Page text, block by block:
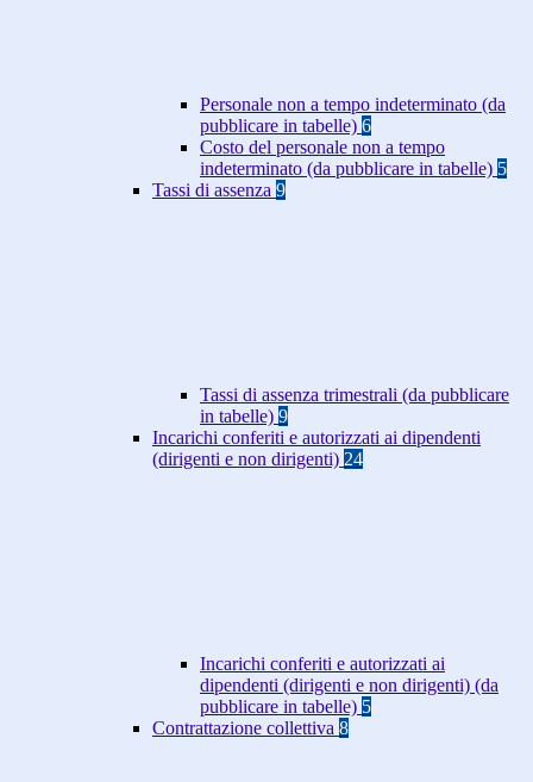
Personale non a tempo indeterminato (da
pubblicare in tabelle) 6
Costo del personale non a tempo
indeterminato (da pubblicare in tabelle) 5
Tassi di assenza 9
Tassi di assenza trimestrali (da pubblicare
in tabelle) 9
Incarichi conferiti e autorizzati ai dipendenti
(dirigenti e non dirigenti) 24
Incarichi conferiti e autorizzati ai
dipendenti (dirigenti e non dirigenti) (da
pubblicare in tabelle) 5
Contrattazione collettiva 8